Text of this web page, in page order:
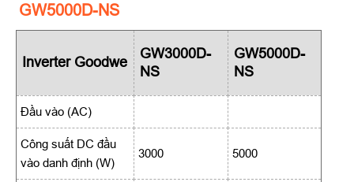
GW5000D-NS
Inverter Goodwe
GW3000D-
NS
GW5000D-
NS
Đầu vào (AC)
Công suất DC đầu
vào danh định (W)
3000 5000